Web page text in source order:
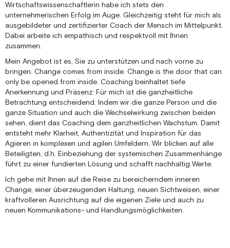
Wirtschaftswissenschaftlerin habe ich stets den
unternehmerischen Erfolg im Auge. Gleichzeitig steht für mich als
ausgebildeter und zertifizierter Coach der Mensch im Mittelpunkt.
Dabei arbeite ich empathisch und respektvoll mit Ihnen
zusammen.
Mein Angebot ist es, Sie zu unterstützen und nach vorne zu
bringen. Change comes from inside. Change is the door that can
only be opened from inside. Coaching beinhaltet tiefe
Anerkennung und Präsenz: Für mich ist die ganzheitliche
Betrachtung entscheidend. Indem wir die ganze Person und die
ganze Situation und auch die Wechselwirkung zwischen beiden
sehen, dient das Coaching dem ganzheitlichen Wachstum. Damit
entsteht mehr Klarheit, Authentizität und Inspiration für das
Agieren in komplexen und agilen Umfeldern. Wir blicken auf alle
Beteiligten, d.h. Einbeziehung der systemischen Zusammenhänge
führt zu einer fundierten Lösung und schafft nachhaltig Werte.
Ich gehe mit Ihnen auf die Reise zu bereicherndem inneren
Change, einer überzeugenden Haltung, neuen Sichtweisen, einer
kraftvolleren Ausrichtung auf die eigenen Ziele und auch zu
neuen Kommunikations- und Handlungsmöglichkeiten.